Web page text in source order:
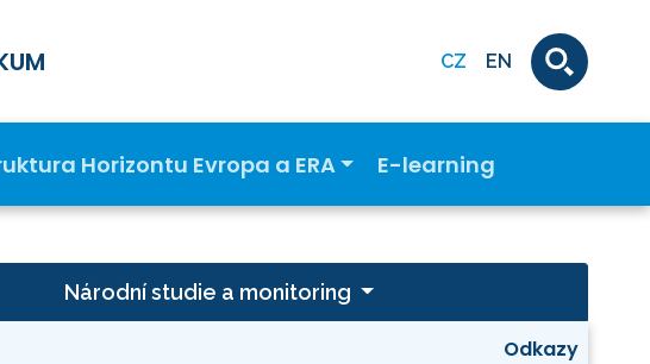
CZ EN
Horizontu Evropa a ERA E-learning
Národní studie a monitoring
Odkazy